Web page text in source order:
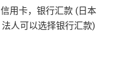
信用卡，银行汇款 (日本
法人可以选择银行汇款)